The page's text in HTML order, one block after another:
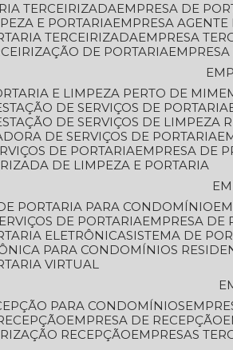
TERCEIRIZADA
EMPRESA DE
E PORTARIA
EMPRESA
TERCEIRIZADA
EMPRESA
DE PORTARIA
E LIMPEZA PERTO DE MIM
DE SERVIÇOS DE PORTARIA
DE SERVIÇOS DE
DE SERVIÇOS DE PORTARIA
DE PORTARIA
EMPRESA DE
DE LIMPEZA E PORTARIA
PORTARIA PARA CONDOMÍNIO
DE PORTARIA
EMPRESA
ELETRÔNICA SISTEMA DE
PARA CONDOMÍNIOS
VIRTUAL
PARA CONDOMÍNIOS
EMPRESA DE RECEPÇÃO
RECEPÇÃO
EMPRESAS